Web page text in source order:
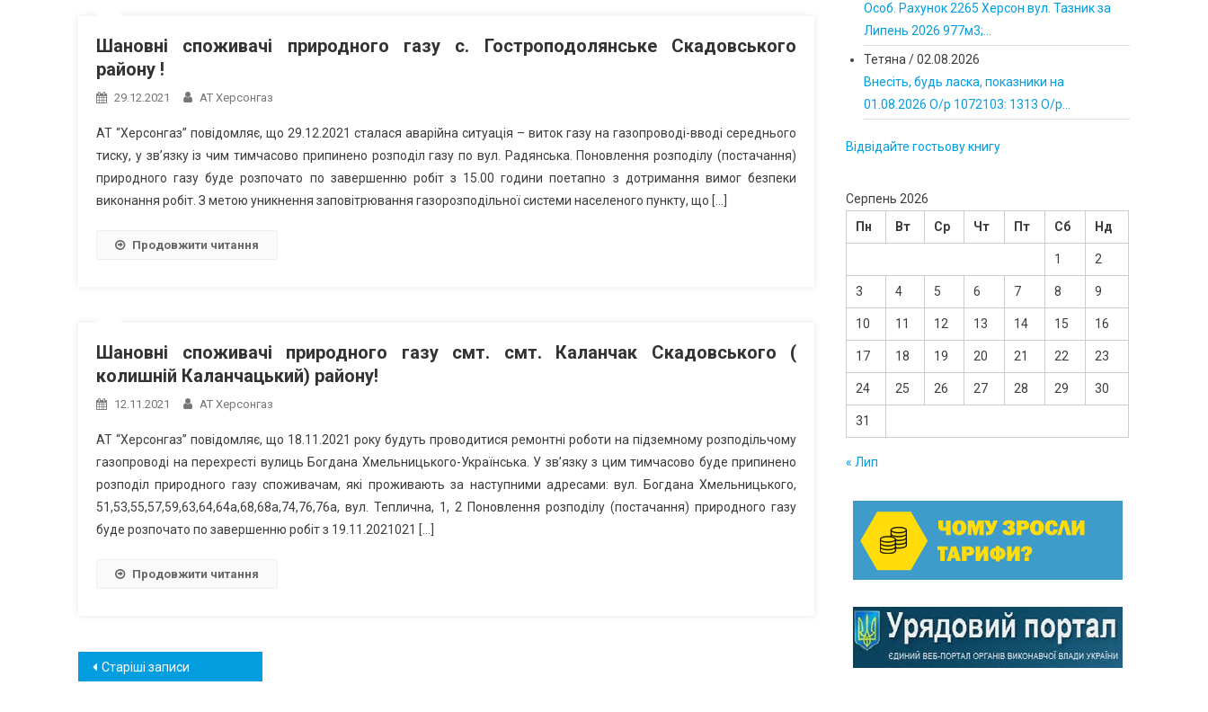
Шановні споживачі природного газу с. Гостроподолянське Скадовського
району !
29.12.2021 АТ Херсонгаз
АТ “Херсонгаз” повідомляє, що 29.12.2021 сталася аварійна ситуація – виток газу на газопроводі-вводі середнього
тиску, у зв’язку із чим тимчасово припинено розподіл газу по вул. Радянська. Поновлення розподілу (постачання)
природного газу буде розпочато по завершенню робіт з 15.00 години поетапно з дотримання вимог безпеки
виконання робіт. З метою уникнення заповітрювання газорозподільної системи населеного пункту, що […]
Продовжити читання
Шановні споживачі природного газу смт. смт. Каланчак Скадовського (
колишній Каланчацький) району!
12.11.2021 АТ Херсонгаз
АТ “Херсонгаз” повідомляє, що 18.11.2021 року будуть проводитися ремонтні роботи на підземному розподільчому
газопроводі на перехресті вулиць Богдана Хмельницького-Українська. У зв’язку з цим тимчасово буде припинено
розподіл природного газу споживачам, які проживають за наступними адресами: вул. Богдана Хмельницького,
51,53,55,57,59,63,64,64а,68,68а,74,76,76а, вул. Теплична, 1, 2 Поновлення розподілу (постачання) природного газу
буде розпочато по завершенню робіт з 19.11.2021021 […]
Продовжити читання
Навігація
Старіші записи
Особ. Рахунок 2265 Херсон вул. Тазник за
Липень 2026 977м3;...
Тетяна /02.08.2026
Внесіть, будь ласка, показники на
01.08.2026 О/р 1072103: 1313 О/р...
Відвідайте гостьову книгу
Серпень 2026
Пн
Вт Ср Чт Пт Сб Нд
1 2
3 4 5 6 7 8 9
10 11 12 13 14 15 16
17 18 19 20 21 22 23
24 25 26 27 28 29 30
31
« Лип